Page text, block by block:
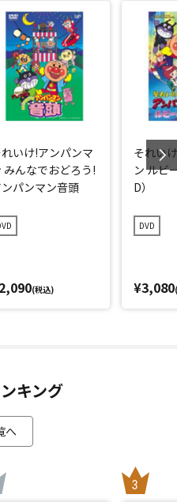
いけ!アンパンマ
みんなでおどろう!
パンマン音頭
(税込)
それい
ン ルビ
D）
DVD
¥3,080
キング
へ